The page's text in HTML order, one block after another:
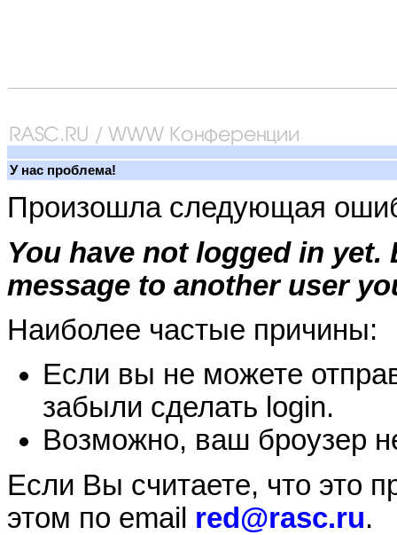
У нас проблема!
Произошла следующая
You have not logged in
message to another user
Наиболее частые причины:
Если вы не можете
забыли сделать login.
Возможно, ваш броузер
Если Вы считаете, что это
этом по email red@rasc.ru.